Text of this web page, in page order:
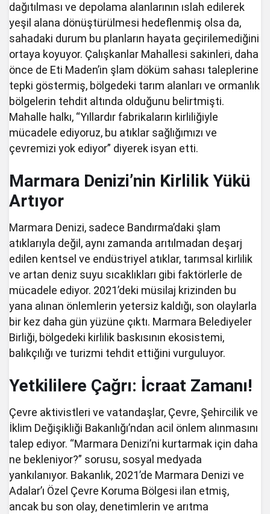
dağıtılması ve depolama alanlarının ıslah edilerek
yeşil alana dönüştürülmesi hedeflenmiş olsa da,
sahadaki durum bu planların hayata geçirilemediğini
ortaya koyuyor. Çalışkanlar Mahallesi sakinleri, daha
önce de Eti Maden’in şlam döküm sahası taleplerine
tepki göstermiş, bölgedeki tarım alanları ve ormanlık
bölgelerin tehdit altında olduğunu belirtmişti.
Mahalle halkı, “Yıllardır fabrikaların kirliliğiyle
mücadele ediyoruz, bu atıklar sağlığımızı ve
çevremizi yok ediyor” diyerek isyan etti.
Marmara Denizi’nin Kirlilik Yükü
Artıyor
Marmara Denizi, sadece Bandırma’daki şlam
atıklarıyla değil, aynı zamanda arıtılmadan deşarj
edilen kentsel ve endüstriyel atıklar, tarımsal kirlilik
ve artan deniz suyu sıcaklıkları gibi faktörlerle de
mücadele ediyor. 2021’deki müsilaj krizinden bu
yana alınan önlemlerin yetersiz kaldığı, son olaylarla
bir kez daha gün yüzüne çıktı. Marmara Belediyeler
Birliği, bölgedeki kirlilik baskısının ekosistemi,
balıkçılığı ve turizmi tehdit ettiğini vurguluyor.
Yetkililere Çağrı: İcraat Zamanı!
Çevre aktivistleri ve vatandaşlar, Çevre, Şehircilik ve
İklim Değişikliği Bakanlığı’ndan acil önlem alınmasını
talep ediyor. “Marmara Denizi’ni kurtarmak için daha
ne bekleniyor?” sorusu, sosyal medyada
yankılanıyor. Bakanlık, 2021’de Marmara Denizi ve
Adalar’ı Özel Çevre Koruma Bölgesi ilan etmiş,
ancak bu son olay, denetimlerin ve arıtma